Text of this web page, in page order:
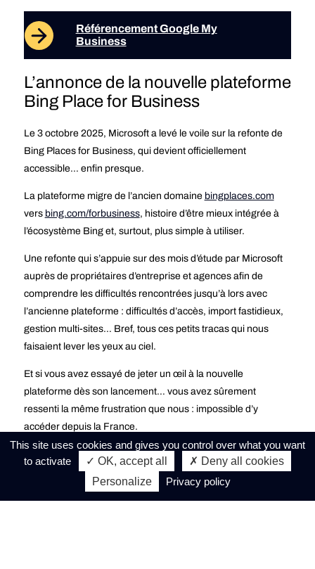
Référencement Google My
Business
L’annonce de la nouvelle plateforme
Bing Place for Business
Le 3 octobre 2025, Microsoft a levé le voile sur la refonte de
Bing Places for Business, qui devient officiellement
accessible… enfin presque.
La plateforme migre de l’ancien domaine bingplaces.com
vers bing.com/forbusiness, histoire d’être mieux intégrée à
l’écosystème Bing et, surtout, plus simple à utiliser.
Une refonte qui s’appuie sur des mois d’étude par Microsoft
auprès de propriétaires d’entreprise et agences afin de
comprendre les difficultés rencontrées jusqu’à lors avec
l’ancienne plateforme : difficultés d’accès, import fastidieux,
gestion multi-sites… Bref, tous ces petits tracas qui nous
faisaient lever les yeux au ciel.
Et si vous avez essayé de jeter un œil à la nouvelle
plateforme dès son lancement… vous avez sûrement
ressenti la même frustration que nous : impossible d’y
accéder depuis la France.
En attendant en France… Un abus
de position de PagesJaunes /
Solocal ?
This site uses cookies and gives you control over what you want
to activate
✓ OK, accept all
✗ Deny all cookies
Personalize
Privacy policy